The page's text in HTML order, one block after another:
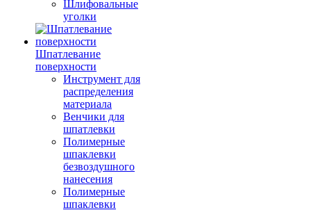
Шлифовальные
уголки
Шпатлевание
поверхности
Инструмент для
распределения
материала
Венчики для
шпатлевки
Полимерные
шпаклевки
безвоздушного
нанесения
Полимерные
шпаклевки